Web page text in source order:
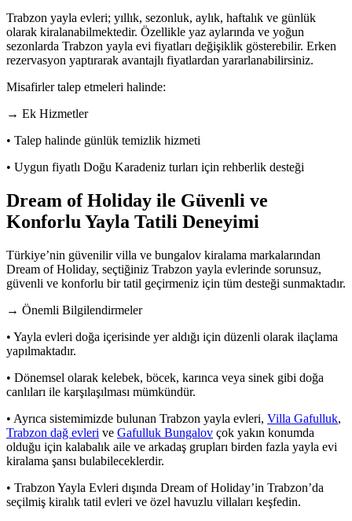
Trabzon yayla evleri; yıllık, sezonluk, aylık, haftalık ve günlük
olarak kiralanabilmektedir. Özellikle yaz aylarında ve yoğun
sezonlarda Trabzon yayla evi fiyatları değişiklik gösterebilir. Erken
rezervasyon yaptırarak avantajlı fiyatlardan yararlanabilirsiniz.
Misafirler talep etmeleri halinde:
→ Ek Hizmetler
• Talep halinde günlük temizlik hizmeti
• Uygun fiyatlı Doğu Karadeniz turları için rehberlik desteği
Dream of Holiday ile Güvenli ve
Konforlu Yayla Tatili Deneyimi
Türkiye’nin güvenilir villa ve bungalov kiralama markalarından
Dream of Holiday, seçtiğiniz Trabzon yayla evlerinde sorunsuz,
güvenli ve konforlu bir tatil geçirmeniz için tüm desteği sunmaktadır.
→ Önemli Bilgilendirmeler
• Yayla evleri doğa içerisinde yer aldığı için düzenli olarak ilaçlama
yapılmaktadır.
• Dönemsel olarak kelebek, böcek, karınca veya sinek gibi doğa
canlıları ile karşılaşılması mümkündür.
• Ayrıca sistemimizde bulunan Trabzon yayla evleri, Villa Gafulluk,
Trabzon dağ evleri ve Gafulluk Bungalov çok yakın konumda
olduğu için kalabalık aile ve arkadaş grupları birden fazla yayla evi
kiralama şansı bulabileceklerdir.
• Trabzon Yayla Evleri dışında Dream of Holiday’in Trabzon’da
seçilmiş kiralık tatil evleri ve özel havuzlu villaları keşfedin.